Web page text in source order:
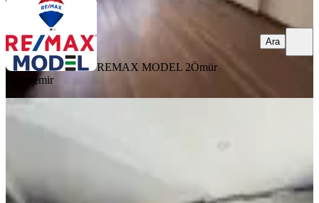
REMAX MODEL 2Ömür
Karademir
Ara
6